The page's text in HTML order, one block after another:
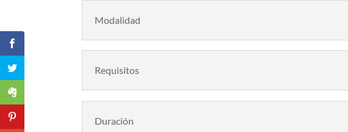
Modalidad
Requisitos
Duración